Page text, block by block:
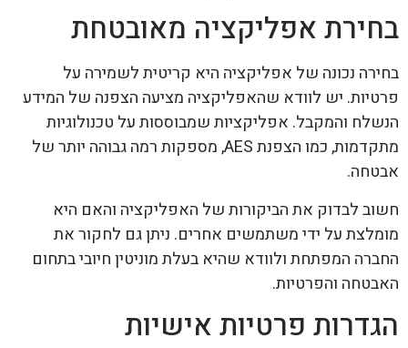
בחירת אפליקציה מאובטחת
בחירה נכונה של אפליקציה היא קריטית לשמירה על
פרטיות. יש לוודא שהאפליקציה מציעה הצפנה של המידע
הנשלח והמקבל. אפליקציות שמבוססות על טכנולוגיות
מתקדמות, כמו הצפנת AES, מספקות רמה גבוהה יותר של
אבטחה.
חשוב לבדוק את הביקורות של האפליקציה והאם היא
מומלצת על ידי משתמשים אחרים. ניתן גם לחקור את
החברה המפתחת ולוודא שהיא בעלת מוניטין חיובי בתחום
האבטחה והפרטיות.
הגדרות פרטיות אישיות